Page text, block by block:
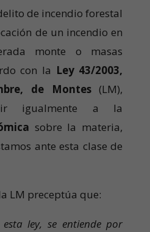
de incendio forestal
de un incendio en
monte o masas
con la Ley 43/2003,
de Montes(LM),
igualmente a la
sobre la materia,
ante esta clase de
LM preceptúa que:
ley, se entiende por